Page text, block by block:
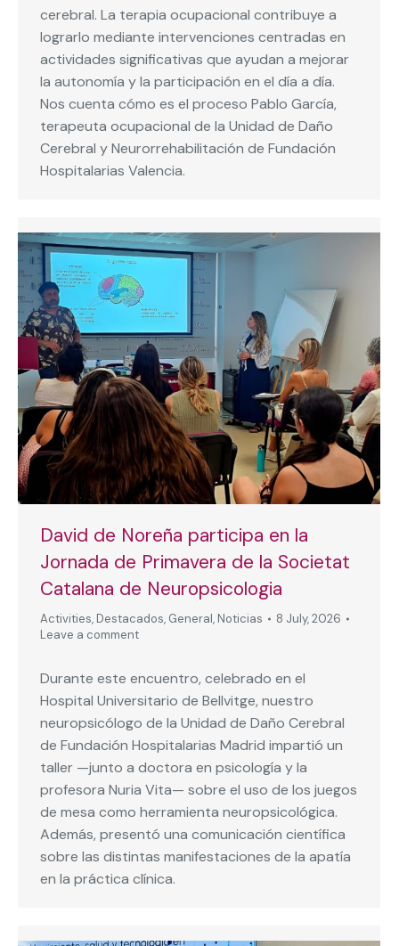
cerebral. La terapia ocupacional contribuye a
lograrlo mediante intervenciones centradas en
actividades significativas que ayudan a mejorar
la autonomía y la participación en el día a día.
Nos cuenta cómo es el proceso Pablo García,
terapeuta ocupacional de la Unidad de Daño
Cerebral y Neurorrehabilitación de Fundación
Hospitalarias Valencia.
David de Noreña participa en la
Jornada de Primavera de la Societat
Catalana de Neuropsicologia
Activities, Destacados, General, Noticias
8 July, 2026
Leave a comment
Durante este encuentro, celebrado en el
Hospital Universitario de Bellvitge, nuestro
neuropsicólogo de la Unidad de Daño Cerebral
de Fundación Hospitalarias Madrid impartió un
taller —junto a doctora en psicología y la
profesora Nuria Vita— sobre el uso de los juegos
de mesa como herramienta neuropsicológica.
Además, presentó una comunicación científica
sobre las distintas manifestaciones de la apatía
en la práctica clínica.